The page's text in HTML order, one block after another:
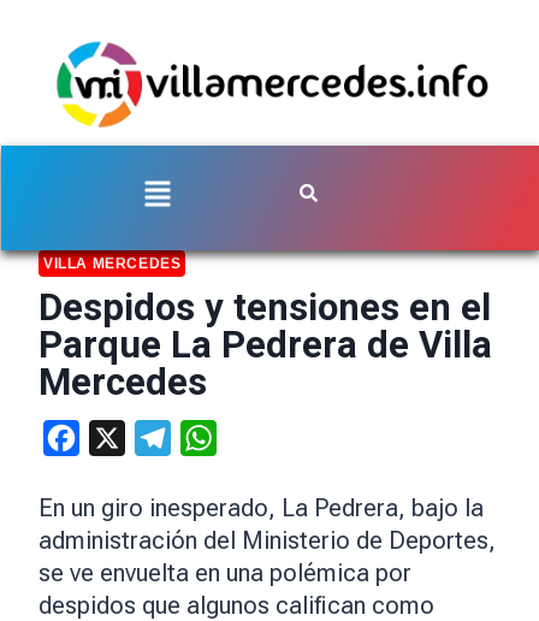
VILLA MERCEDES
Despidos y tensiones en el
Parque La Pedrera de Villa
Mercedes
Facebook Telegram
En un giro inesperado, La Pedrera, bajo la
administración del Ministerio de Deportes,
se ve envuelta en una polémica por
despidos que algunos califican como